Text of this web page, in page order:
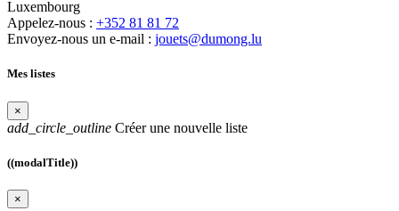
Luxembourg
Appelez-nous : +352 81 81 72
Envoyez-nous un e-mail : jouets@dumong.lu
Mes listes
×
add_circle_outline Créer une nouvelle liste
((modalTitle))
×